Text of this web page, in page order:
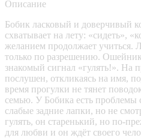
Описание
Бобик ласковый и доверчивый
схватывает на лету: «сидеть»,
желанием продолжает учиться.
только по разрешению.
знакомый сигнал «гулять!». На
послушен, откликаясь на имя,
время прогулки не тянет
семью. У Бобика есть проблемы
слабые задние лапки, но не
гулять, он старенький, но по-
для любви и он ждёт своего